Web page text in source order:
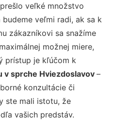
veľké množstvo
veľmi radi, ak sa k
zákazníkovi sa snažíme
možnej miere,
prístup je kľúčom k
v sprche Hviezdoslavov –
konzultácie či
ste mali istotu, že
vašich predstáv.